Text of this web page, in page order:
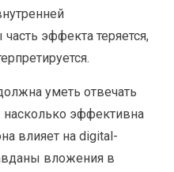
эффекта теряется,
уметь отвечать
эффективна
влияет на digital-
вложения в